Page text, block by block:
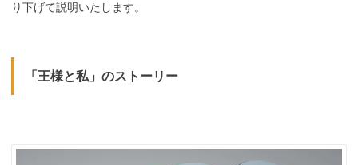
り下げて説明いたします。
「王様と私」のストーリー